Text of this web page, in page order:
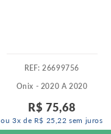
:26699756
Onix - 2020 A 2020
R$ 75,68
ou3x de R$ 25,22 sem juros